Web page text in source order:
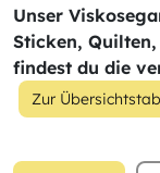
Unser
Sticken,
findest du die
Zur